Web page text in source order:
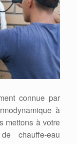
connue par
à
mettons à votre
chauffe-eau